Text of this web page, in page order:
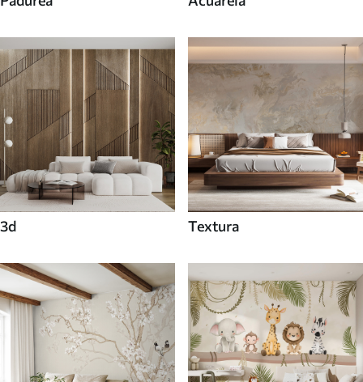
3d Textura